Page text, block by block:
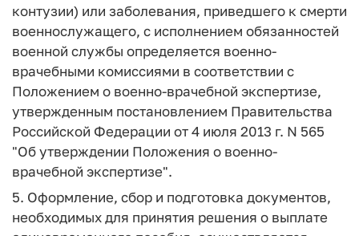
контузии) или заболевания, приведшего к смерти
военнослужащего, с исполнением обязанностей
военной службы определяется военно-
врачебными комиссиями в соответствии с
Положением о военно-врачебной экспертизе,
утвержденным постановлением Правительства
Российской Федерации от 4 июля 2013 г. N 565
"Об утверждении Положения о военно-
врачебной экспертизе".
5. Оформление, сбор и подготовка документов,
необходимых для принятия решения о выплате